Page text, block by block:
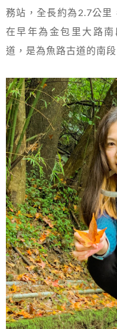
務站，全長約為2.7公里
在早年為金包里大路
道，是為魚路古道的南段